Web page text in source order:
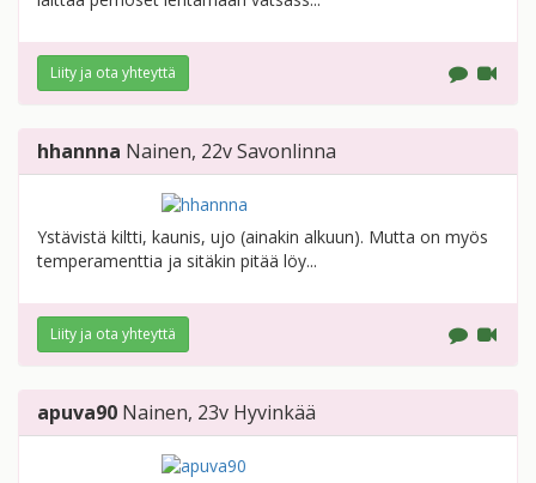
Liity ja ota yhteyttä
hhannna Nainen, 22vSavonlinna
Ystävistä kiltti, kaunis, ujo (ainakin alkuun). Mutta on myös
temperamenttia ja sitäkin pitää löy...
Liity ja ota yhteyttä
apuva90 Nainen, 23v Hyvinkää